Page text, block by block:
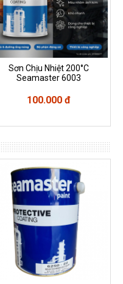
Sơn Chịu Nhiệt 200°C
Seamaster 6003
100.000 đ